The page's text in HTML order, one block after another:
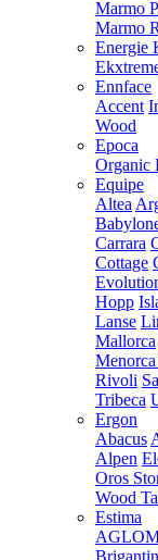
Marmo
Marmo
Energie
Ennface
Accent
Wood
Epoca
Organic
Equipe
Altea
Carrara
Cottage
Hopp
Lanse
Mallorca
Menorca
Rivoli
Tribeca
Ergon
Abacus
Alpen
Oros
Wood
Estima